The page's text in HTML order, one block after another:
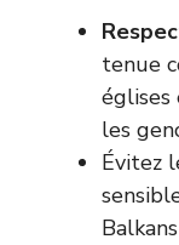
tenue
églises
les
Évitez